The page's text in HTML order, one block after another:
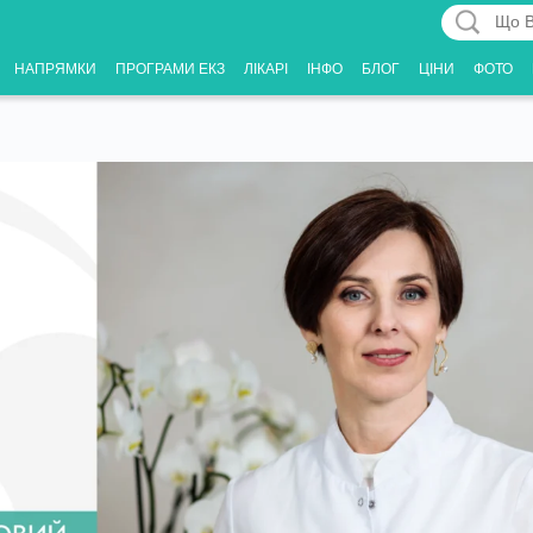
НАПРЯМКИ ПРОГРАМИ ЕКЗ ЛІКАРІ ІНФО БЛОГ ЦІНИ ФОТО
Що
Вас
цікавить?